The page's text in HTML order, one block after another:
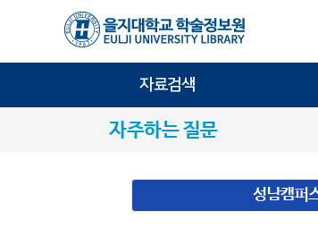
자료검색
자주하는 질문
성남캠퍼